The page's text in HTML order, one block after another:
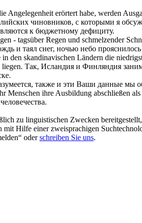
Angelegenheit erörtert habe, werden
чиновников, с которыми я
к бюджетному дефициту.
- tagsüber Regen und schmelzender
и таял снег, ночью небо прояснилось
den skandinavischen Ländern die
Так, Исландия и Финляндия
также и эти Ваши данные мы
Menschen ihre Ausbildung abschließen
zu linguistischen Zwecken
Hilfe einer zweisprachigen
oderschreiben Sie uns.